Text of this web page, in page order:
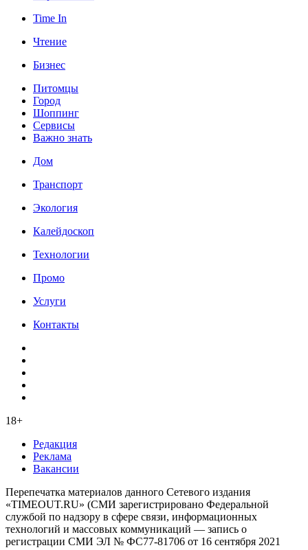
Time In
Чтение
Бизнес
Питомцы
Город
Шоппинг
Сервисы
Важно знать
Дом
Транспорт
Экология
Калейдоскоп
Технологии
Промо
Услуги
Контакты
18+
Редакция
Реклама
Вакансии
Перепечатка материалов данного Сетевого издания
«TIMEOUT.RU» (СМИ зарегистрировано Федеральной
службой по надзору в сфере связи, информационных
технологий и массовых коммуникаций — запись о
регистрации СМИ ЭЛ № ФС77-81706 от 16 сентября 2021